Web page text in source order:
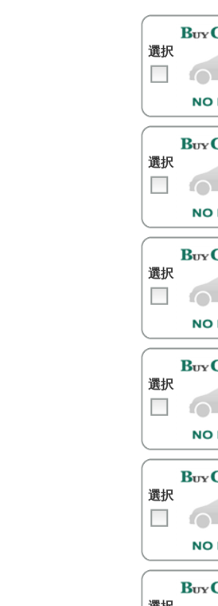
選択
選択
選択
選択
選択